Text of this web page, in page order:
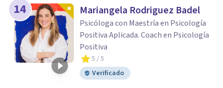
14 Mariangela Rodriguez Badel
Psicóloga con Maestría en Psicología
Positiva Aplicada. Coach en Psicología
Positiva
5 / 5
Verificado